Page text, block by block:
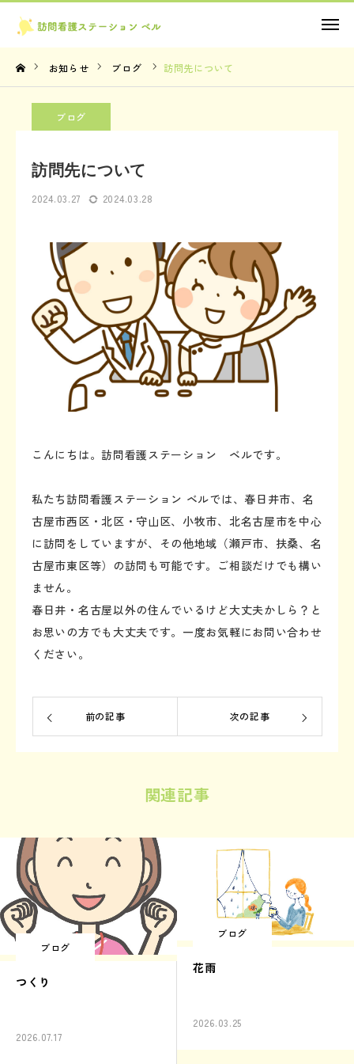
お知らせ ブログ 訪問先について
ブログ
訪問先について
2024.03.27 2024.03.28
こんにちは。訪問看護ステーション ベルです。
私たち訪問看護ステーション ベルでは、春日井市、名
古屋市西区・北区・守山区、小牧市、北名古屋市を中心
に訪問をしていますが、その他地域（瀬戸市、扶桑、名
古屋市東区等）の訪問も可能です。ご相談だけでも構い
ません。
春日井・名古屋以外の住んでいるけど大丈夫かしら？と
お思いの方でも大丈夫です。一度お気軽にお問い合わせ
ください。
前の記事 次の記事
関連記事
ブログ
つくり
2026.07.17
ブログ
花雨
2026.03.25
お問い合わせ
TOP
お知らせ
お問い合わせ